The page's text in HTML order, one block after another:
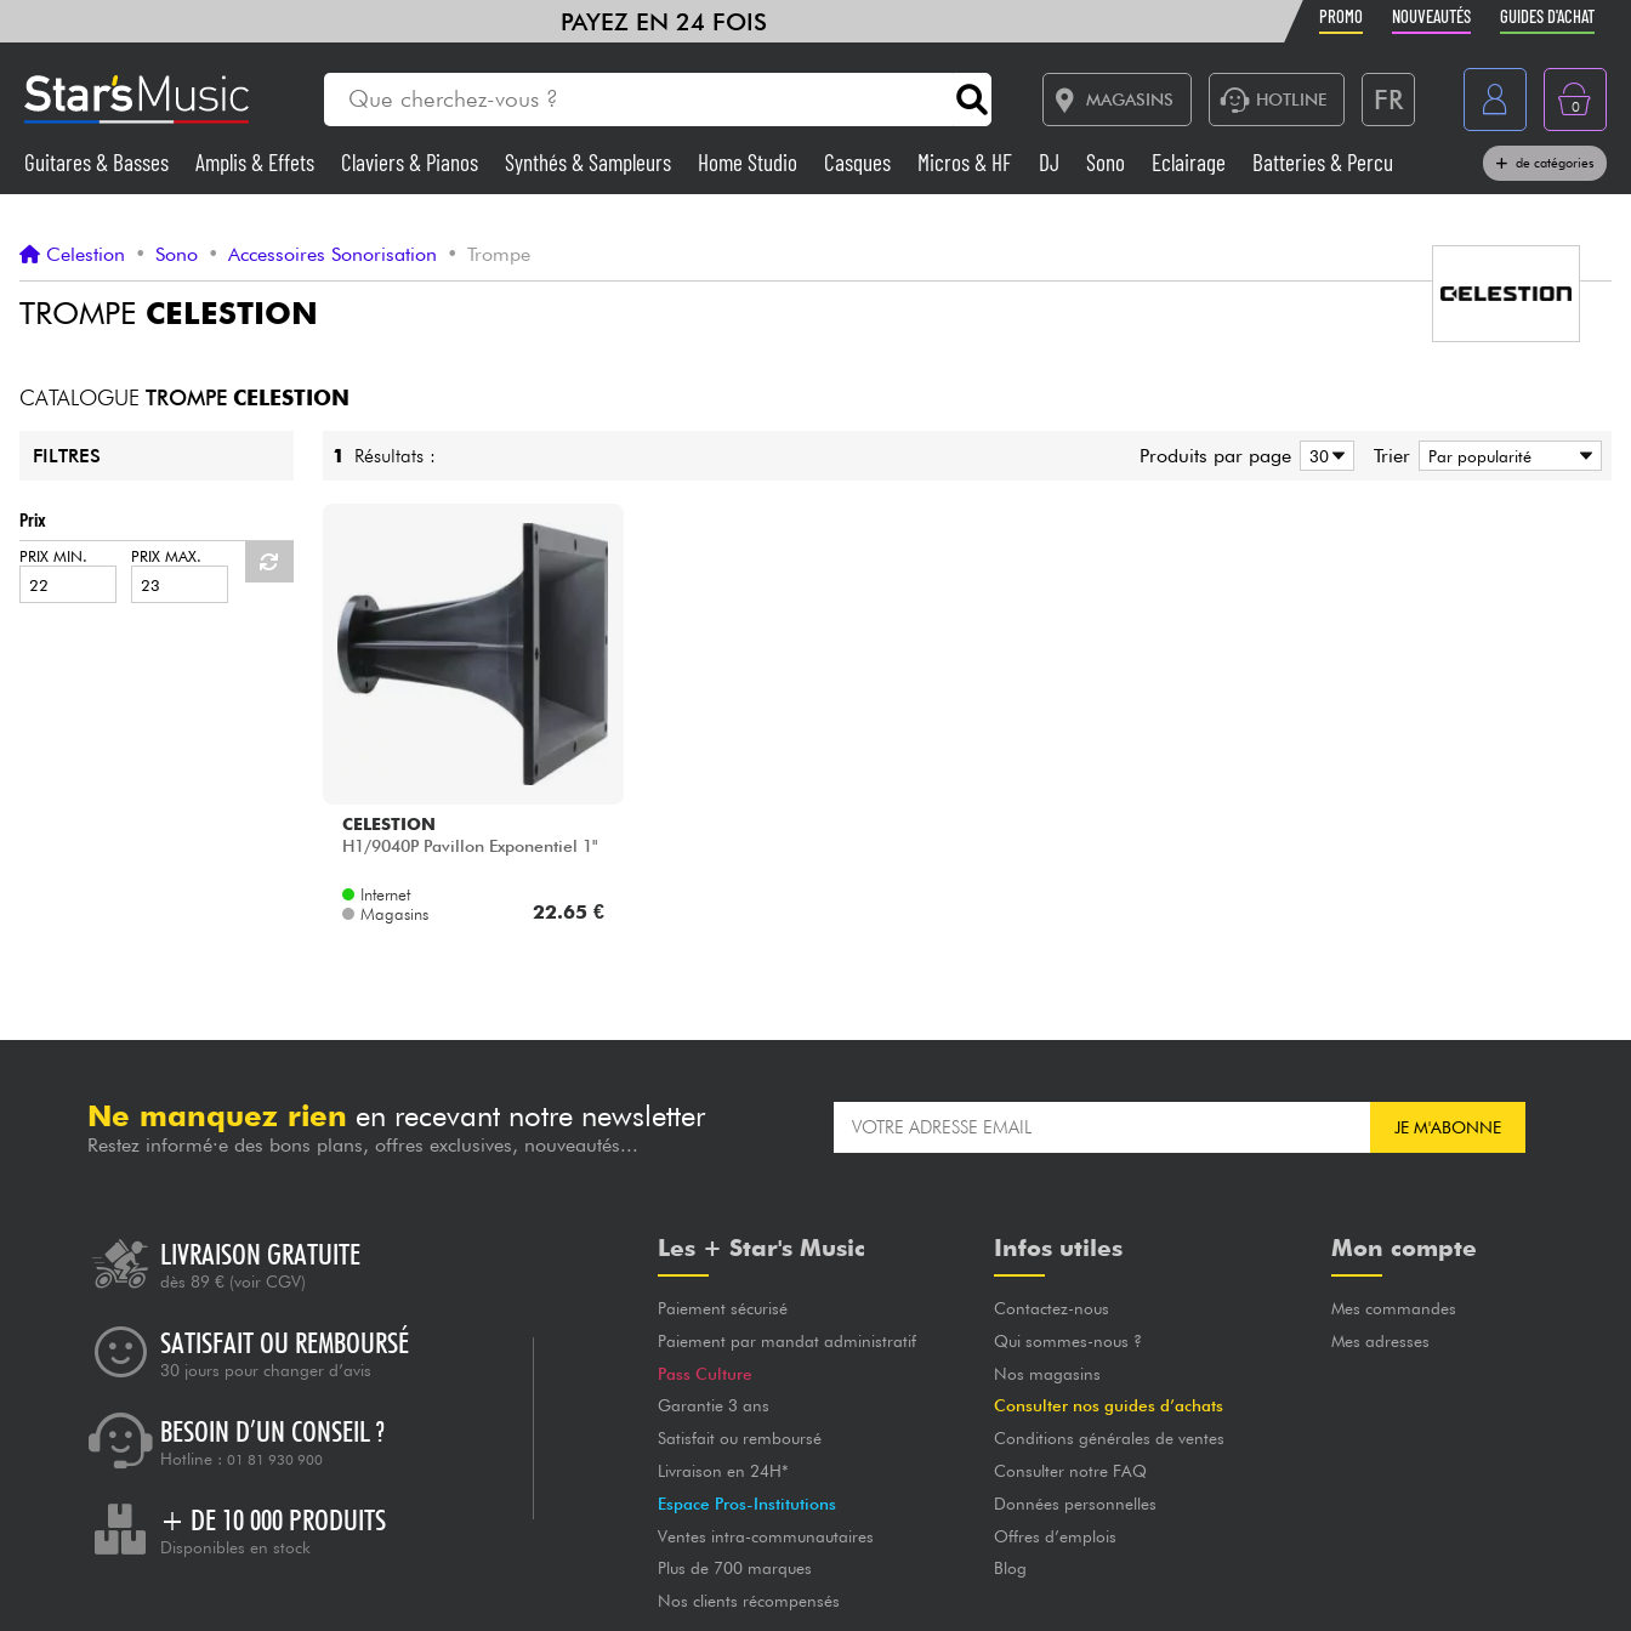
PAYEZ EN 24 FOIS PROMO NOUVEAUTÉS GUIDES D'ACHAT
MAGASINS HOTLINE FR
Belgique
België
0
Synthés & Sampleurs Home Studio Casques
HiFi
Guitares & Basses Amplis & Effets Claviers & Pianos Synthés & Sampleurs Home Studio Casques Micros & HF DJ Sono Eclairage
Batteries & Percu
de catégories
Celestion • Sono • Accessoires Sonorisation • Trompe
TROMPE CELESTION
CATALOGUE TROMPE CELESTION
FILTRES
Prix
PRIX MIN. PRIX MAX.
1 Résultats : Produits par page Trier
CELESTION
H1/9040P Pavillon Exponentiel 1"
Internet
Magasins
22.65 €
Ne manquez rien en recevant notre newsletter
Restez informé·e des bons plans, offres exclusives, nouveautés...
JE M'ABONNE
LIVRAISON GRATUITE
dès 89 € (voir CGV)
SATISFAIT OU REMBOURSÉ
30 jours pour changer d’avis
BESOIN D’UN CONSEIL ?
Hotline : 01 81 930 900
+ DE 10 000 PRODUITS
Disponibles en stock
Les + Star's Music
Paiement sécurisé
Paiement par mandat administratif
Pass Culture
Garantie 3 ans
Satisfait ou remboursé
Livraison en 24H*
Espace Pros-Institutions
Ventes intra-communautaires
Plus de 700 marques
Nos clients récompensés
Infos utiles
Contactez-nous
Qui sommes-nous ?
Nos magasins
Consulter nos guides d’achats
Conditions générales de ventes
Consulter notre FAQ
Données personnelles
Offres d’emplois
Blog
Mon compte
Mes commandes
Mes adresses